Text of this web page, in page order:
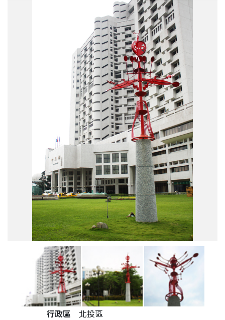
公共藝術作品詳細資料
行政區
北投區